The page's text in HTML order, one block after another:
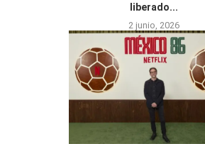
liberado...
2 junio, 2026